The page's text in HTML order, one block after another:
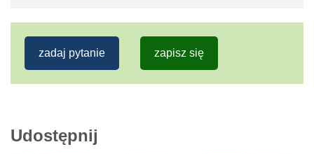
zadaj pytanie zapisz się
Udostępnij